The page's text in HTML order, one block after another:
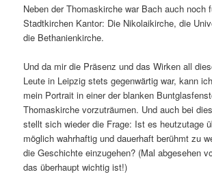
Neben der Thomaskirche war Bach auch noch
Stadtkirchen Kantor: Die Nikolaikirche, die
die Bethanienkirche.
Und da mir die Präsenz und das Wirken all
Leute in Leipzig stets gegenwärtig war, kann
mein Portrait in einer der blanken
Thomaskirche vorzuträumen. Und auch bei
stellt sich wieder die Frage: Ist es heutzutage
möglich wahrhaftig und dauerhaft berühmt zu
die Geschichte einzugehen? (Mal abgesehen
das überhaupt wichtig ist!)